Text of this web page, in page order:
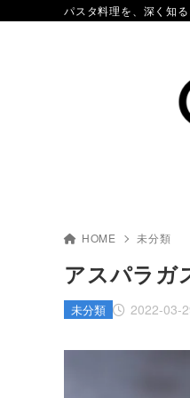
パスタ料理を、深く知る
HOME 未分類
アスパラガ
2022-03-
未分類